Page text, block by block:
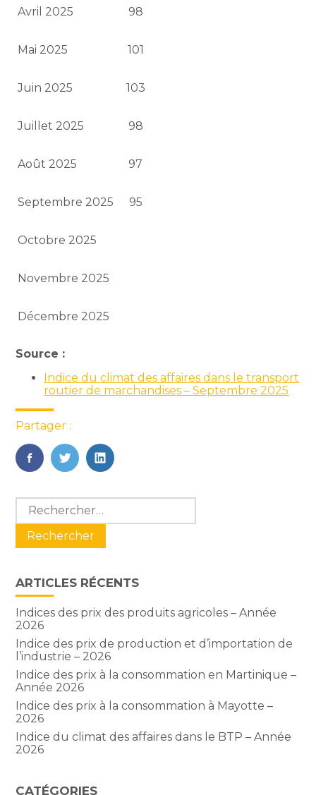
Avril 2025 98
Mai 2025 101
Juin 2025 103
Juillet 2025 98
Août 2025 97
Septembre 2025 95
Octobre 2025
Novembre 2025
Décembre 2025
Source :
Indice du climat des affaires dans le transport
routier de marchandises – Septembre 2025
Partager :
FaceBook
TwitterLinkedIn
Blog
sidebar
Rechercher :
ARTICLES RÉCENTS
Indices des prix des produits agricoles – Année
2026
Indice des prix de production et d’importation de
l’industrie – 2026
Indice des prix à la consommation en Martinique –
Année 2026
Indice des prix à la consommation à Mayotte –
2026
Indice du climat des affaires dans le BTP – Année
2026
CATÉGORIES